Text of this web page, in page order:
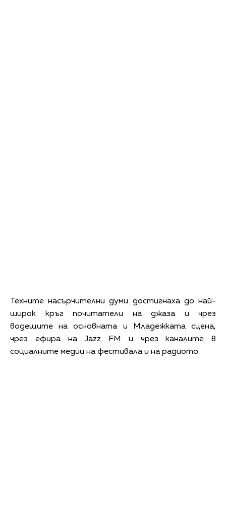
Техните насърчителни думи достигнаха до най-
широк кръг почитатели на джаза и чрез
водещите на основната и Младежката сцена,
чрез ефира на Jazz FM и чрез каналите в
социалните медии на фестивала и на радиото.